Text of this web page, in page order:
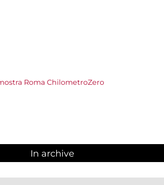
Roma ChilometroZero
In archive